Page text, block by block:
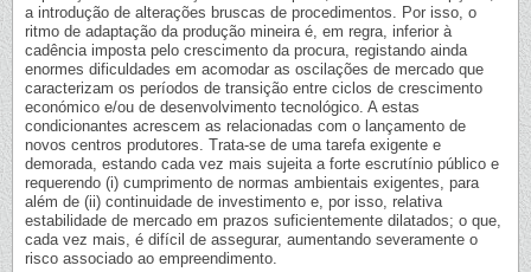
a introdução de alterações bruscas de procedimentos. Por isso, o
ritmo de adaptação da produção mineira é, em regra, inferior à
cadência imposta pelo crescimento da procura, registando ainda
enormes dificuldades em acomodar as oscilações de mercado que
caracterizam os períodos de transição entre ciclos de crescimento
económico e/ou de desenvolvimento tecnológico. A estas
condicionantes acrescem as relacionadas com o lançamento de
novos centros produtores. Trata-se de uma tarefa exigente e
demorada, estando cada vez mais sujeita a forte escrutínio público e
requerendo (i) cumprimento de normas ambientais exigentes, para
além de (ii) continuidade de investimento e, por isso, relativa
estabilidade de mercado em prazos suficientemente dilatados; o que,
cada vez mais, é difícil de assegurar, aumentando severamente o
risco associado ao empreendimento.